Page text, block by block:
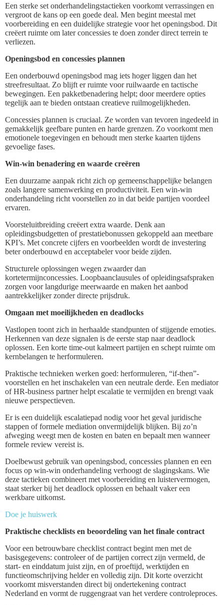
Een sterke set onderhandelingstactieken voorkomt verrassingen en
vergroot de kans op een goede deal. Men begint meestal met
voorbereiding en een duidelijke strategie voor het openingsbod. Dit
creëert ruimte om later concessies te doen zonder direct terrein te
verliezen.
Openingsbod en concessies plannen
Een onderbouwd openingsbod mag iets hoger liggen dan het
streefresultaat. Zo blijft er ruimte voor ruilwaarde en tactische
bewegingen. Een pakketbenadering helpt; door meerdere opties
tegelijk aan te bieden ontstaan creatieve ruilmogelijkheden.
Concessies plannen is cruciaal. Ze worden van tevoren ingedeeld in
gemakkelijk geefbare punten en harde grenzen. Zo voorkomt men
emotionele toegevingen en behoudt men sterke kaarten tijdens
gevoelige fases.
Win-win benadering en waarde creëren
Een duurzame aanpak richt zich op gemeenschappelijke belangen
zoals langere samenwerking en productiviteit. Een win-win
onderhandeling richt voorstellen zo in dat beide partijen voordeel
ervaren.
Voorsteluitbreiding creëert extra waarde. Denk aan
opleidingsbudgetten of prestatiebonussen gekoppeld aan meetbare
KPI’s. Met concrete cijfers en voorbeelden wordt de investering
beter onderbouwd en acceptabeler voor beide zijden.
Structurele oplossingen wegen zwaarder dan
kortetermijnconcessies. Loopbaanclausules of opleidingsafspraken
zorgen voor langdurige meerwaarde en maken het aanbod
aantrekkelijker zonder directe prijsdruk.
Omgaan met moeilijkheden en deadlocks
Vastlopen toont zich in herhaalde standpunten of stijgende emoties.
Herkennen van deze signalen is de eerste stap naar deadlock
oplossen. Een korte time-out kalmeert partijen en schept ruimte om
kernbelangen te herformuleren.
Praktische technieken werken goed: herformuleren, “if-then”-
voorstellen en het inschakelen van een neutrale derde. Een mediator
of HR-business partner helpt escalatie te vermijden en brengt vaak
nieuwe perspectieven.
Er is een duidelijk escalatiepad nodig voor het geval juridische
stappen of formele mediation onvermijdelijk blijken. Bij zo’n
afweging weegt men de kosten en baten en bepaalt men wanneer
formele review vereist is.
Doelbewust gebruik van openingsbod, concessies plannen en een
focus op win-win onderhandeling verhoogt de slagingskans. Wie
deze tactieken combineert met voorbereiding en luistervermogen,
staat sterker bij het deadlock oplossen en behaalt vaker een
werkbare uitkomst.
Doe je huiswerk
Praktische checklists en beoordeling van het finale contract
Voor een betrouwbare checklist contract begint men met de
basisgegevens: controleer of de partijen correct zijn vermeld, de
start- en einddatum juist zijn, en of proeftijd, werktijden en
functieomschrijving helder en volledig zijn. Dit korte overzicht
voorkomt misverstanden direct bij ondertekening contract
Nederland en vormt de ruggengraat van het verdere controleproces.